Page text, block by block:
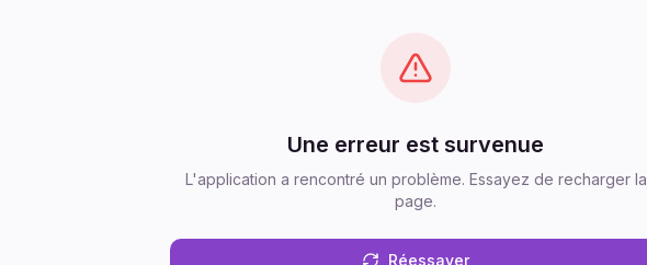
Une erreur est survenue
L'application a rencontré un problème. Essayez de recharger la
page.
Réessayer